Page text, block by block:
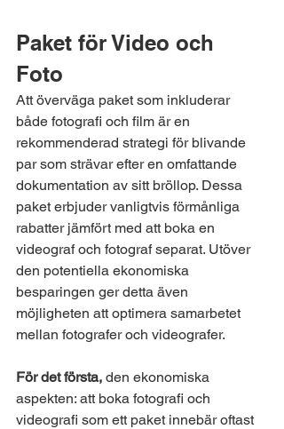
Paket för Video och
Foto
Att överväga paket som inkluderar
både fotografi och film är en
rekommenderad strategi för blivande
par som strävar efter en omfattande
dokumentation av sitt bröllop. Dessa
paket erbjuder vanligtvis förmånliga
rabatter jämfört med att boka en
videograf och fotograf separat. Utöver
den potentiella ekonomiska
besparingen ger detta även
möjligheten att optimera samarbetet
mellan fotografer och videografer.
För det första, den ekonomiska
aspekten: att boka fotografi och
videografi som ett paket innebär oftast